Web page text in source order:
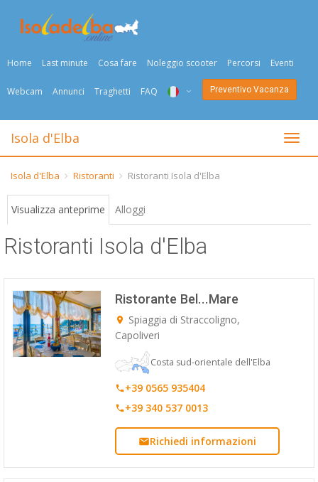
Home Last minute Cosa fare Noleggio scooter Percorsi Eventi
Webcam Annunci Traghetti FAQ
ENG
FRA
PYC
DAN
SLO
Preventivo Vacanza
Togli
Isola d'Elba
Isola d'Elba Ristoranti Ristoranti Isola d'Elba
Visualizza anteprime Alloggi
Ristoranti Isola d'Elba
Ristorante Bel...Mare
Spiaggia di Straccoligno,
Capoliveri
Costa sud-orientale dell'Elba
+39 0565 935404
+39 340 537 0013
Richiedi informazioni